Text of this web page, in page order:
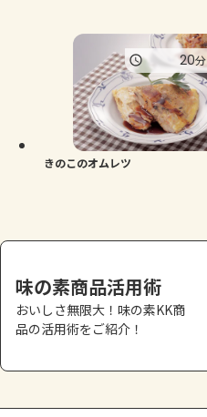
きのこのオムレツ
20分
味の素商品活用術
おいしさ無限大！味の素KK商
品の活用術をご紹介！